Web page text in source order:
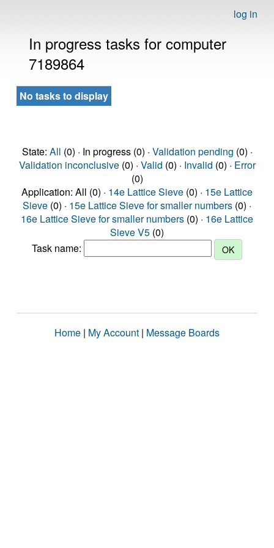
log in
In progress tasks for computer
7189864
No tasks to display
State: All (0) · In progress (0) · Validation pending (0) ·
Validation inconclusive(0) · Valid (0) · Invalid (0) · Error
(0)
Application: All (0) · 14e Lattice Sieve (0) · 15e Lattice
Sieve (0) · 15e Lattice Sieve for smaller numbers (0) ·
16e Lattice Sieve for smaller numbers (0) · 16e Lattice
Sieve V5 (0)
Task name:
Home | My Account | Message Boards